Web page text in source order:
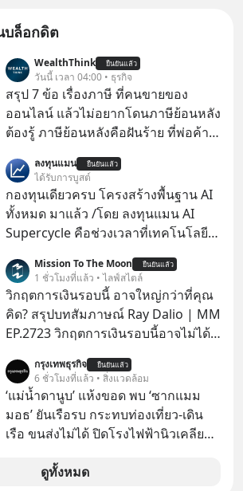
บล็อกดิต
WealthThink ยืนยันแล้ว
วันนี้ เวลา 04:00 • ธุรกิจ
สรุป 7 ข้อ เรื่องภาษี ที่คนขายของ
ออนไลน์ แล้วไม่อยากโดนภาษีย้อนหลัง
ต้องรู้ ภาษีย้อนหลังคือฝันร้าย ที่พ่อค้า
ลงทุนแมน ยืนยันแล้ว
ได้รับการบูสต์
กองทุนเดียวครบ โครงสร้างพื้นฐาน AI
ทั้งหมด มาแล้ว /โดย ลงทุนแมน AI
Supercycle คือช่วงเวลาที่เทคโนโลยี
เคลื่อนหลัก ของการเติบโตทาง
เศรษฐกิจ และวิถีชีวิตของผู้คนอย่าง
ยาวนานต่อจากนี้
Mission To The Moon ยืนยันแล้ว
1 ชั่วโมงที่แล้ว • ไลฟ์สไตล์
วิกฤตการเงินรอบนี้ อาจใหญ่กว่าที่คุณ
คิด? สรุปบทสัมภาษณ์ Ray Dalio | MM
EP.2723 วิกฤตการเงินรอบนี้อาจไม่ได้
Dalio ชายผู้เคยทำนายวิกฤตเศรษฐกิจ
มาแล้วหลายต่อหลายครั้ง ออกมาส่ง
สัญญาณเตือนระเบิดเวลาลูกใหม่ที่
กำลังก่อตัวขึ้น จาก "ระเบิดหนี้สิน
AI" ที่ผู้คนกำลังแห่ไล่ราคาอย่างบ้าคลั่ง
บทเรียนจากประวัติศาสตร์ 500 ปี บอก
กรุงเทพธุรกิจ ยืนยันแล้ว
6 ชั่วโมงที่แล้ว • สิ่งแวดล้อม
‘แม่น้ำดานูบ’ แห้งขอด พบ ‘ซากแมม
มอธ’ ยันเรือรบ กระทบท่องเที่ยว-เดิน
เรือ ขนส่งไม่ได้ ปิดโรงไฟฟ้านิวเคลียร์
กับฤดูร้อนรุนแรงและภัยแล้งที่ยาวนาน
ดูทั้งหมด